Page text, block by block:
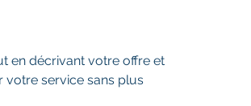
en décrivant votre offre et
votre service sans plus